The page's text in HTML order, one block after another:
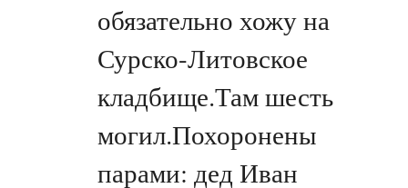
обязательно хожу на
Сурско-Литовское
кладбище.Там шесть
могил.Похоронены
парами: дед Иван